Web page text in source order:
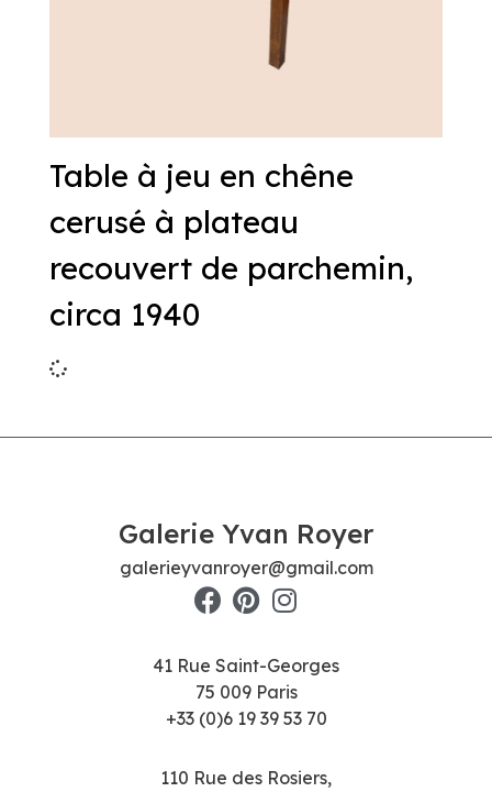
Table à jeu en chêne
cerusé à plateau
recouvert de parchemin,
circa 1940
Galerie Yvan Royer
galerieyvanroyer@gmail.com
41 Rue Saint-Georges
75 009 Paris
+33 (0)6 19 39 53 70
110 Rue des Rosiers,